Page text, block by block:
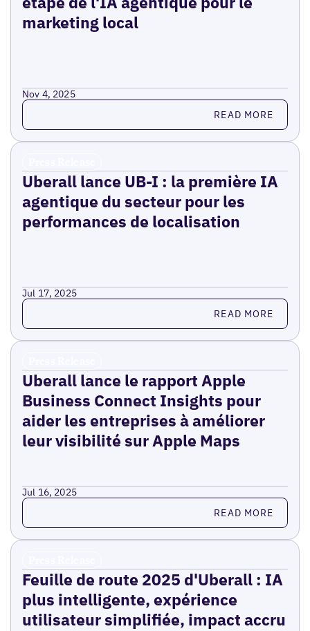
marketing local
Nov 4, 2025
Read more READ MORE
Uberall lance UB-I : la première IA
agentique du secteur pour les
performances de localisation
Jul 17, 2025
Read more READ MORE
Uberall lance le rapport Apple
Business Connect Insights pour
aider les entreprises à améliorer
leur visibilité sur Apple Maps
Jul 16, 2025
Read more READ MORE
Feuille de route 2025 d'Uberall : IA
plus intelligente, expérience
utilisateur simplifiée, impact accru